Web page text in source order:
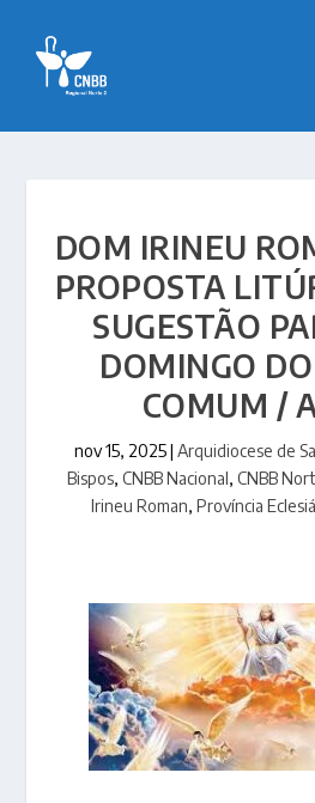
DOM IRINEU
PROPOSTA
SUGESTÃO
DOMINGO
COMUM /
nov 15, 2025| Arquidiocese de
Bispos, CNBB Nacional, CNBB
Irineu Roman, Província